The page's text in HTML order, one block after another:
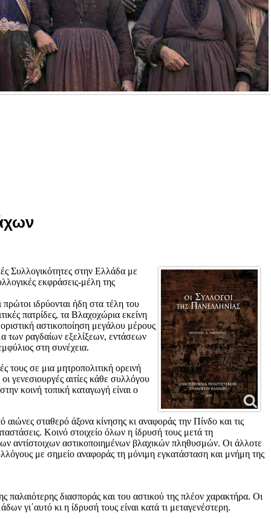
Συλλογικότητες στην Ελλάδα με
εκφράσεις-μέλη της
ιδρύονται ήδη στα τέλη του
πατρίδες, τα Βλαχοχώρια εκείνη
αστικοποίηση μεγάλου μέρους
των ραγδαίων εξελίξεων, εντάσεων
στη συνέχεια.
σε μια μητροπολιτική ορεινή
γενεσιουργές αιτίες κάθε συλλόγου
κοινή τοπική καταγωγή είναι ο
σταθερό άξονα κίνησης κι αναφοράς την Πίνδο και τις
Κοινό στοιχείο όλων η ίδρυσή τους μετά τη
αντίστοιχων αστικοποιημένων βλαχικών πληθυσμών. Οι άλλοτε
με σημείο αναφοράς τη μόνιμη εγκατάσταση και μνήμη της
παλαιότερης διασποράς και του αστικού της πλέον χαρακτήρα. Οι
γι΄αυτό κι η ίδρυσή τους είναι κατά τι μεταγενέστερη.